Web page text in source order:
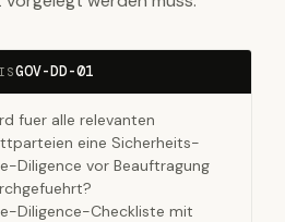
GOV-DD-01
fuer alle relevanten
eine Sicherheits-
Diligence vor Beauftragung
Diligence-Checkliste mit